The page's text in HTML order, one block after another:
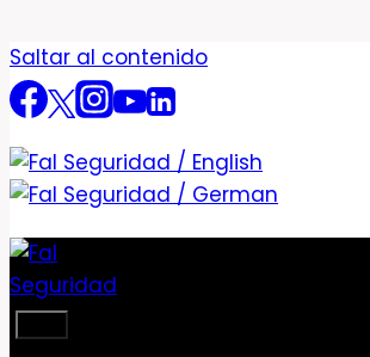
Saltar al contenido